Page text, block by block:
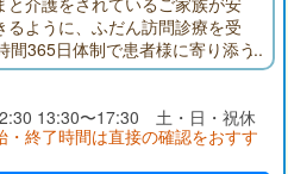
ように、ふだん訪問診療を受
間365日体制で患者様に寄り添う
た、内科、循環器外来も行っ
さい。
13:30〜17:30 土・日・祝休
・終了時間は直接の確認をおすす